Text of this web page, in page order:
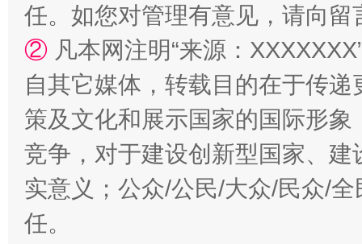
任。如您对管理有意见，请向
② 凡本网注明“来源：
自其它媒体，转载目的在于传
策及文化和展示国家的国际形
竞争，对于建设创新型国家、
实意义；公众/公民/大众/民众/
任。